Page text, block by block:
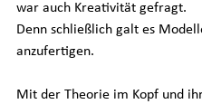
war auch Kreativität gefragt.
Denn schließlich galt es
anzufertigen.
Mit der Theorie im Kopf und